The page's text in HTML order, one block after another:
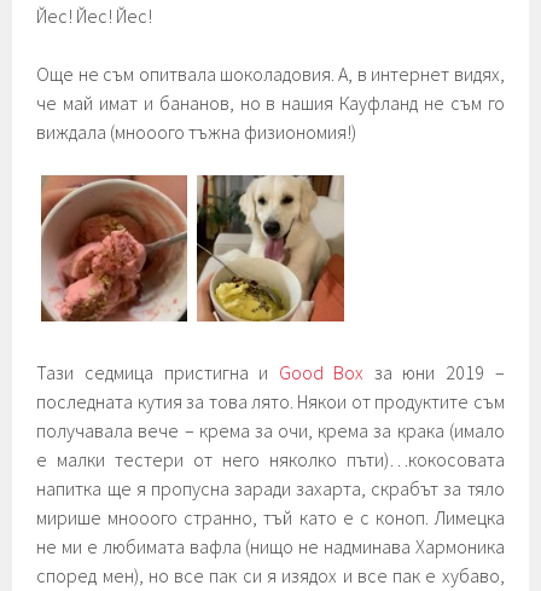
Йес! Йес! Йес!
Още не съм опитвала шоколадовия. А, в интернет видях,
че май имат и бананов, но в нашия Кауфланд не съм го
виждала (мнооого тъжна физиономия!)
Тази седмица пристигна и Good Box за юни 2019 –
последната кутия за това лято. Някои от продуктите съм
получавала вече – крема за очи, крема за крака (имало
е малки тестери от него няколко пъти)…кокосовата
напитка ще я пропусна заради захарта, скрабът за тяло
мирише мнооого странно, тъй като е с коноп. Лимецка
не ми е любимата вафла (нищо не надминава Хармоника
според мен), но все пак си я изядох и все пак е хубаво,